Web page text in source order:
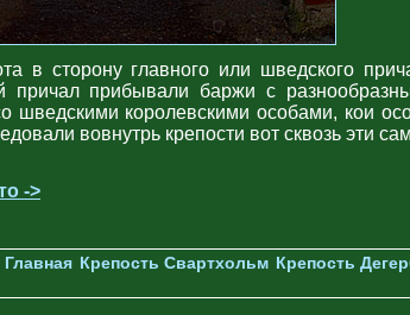
в сторону главного или шведского
причал прибывали баржи с
шведскими королевскими особами, кои
вовнутрь крепости вот сквозь эти
->
Главная Крепость Свартхольм Крепость